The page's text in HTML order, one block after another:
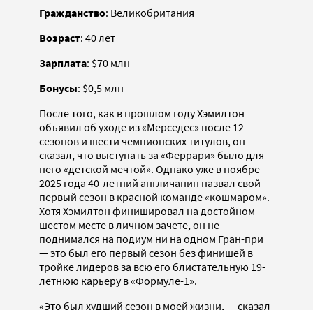
Гражданство: Великобритания
Возраст: 40 лет
Зарплата: $70 млн
Бонусы: $0,5 млн
После того, как в прошлом году Хэмилтон
объявил об уходе из «Мерседес» после 12
сезонов и шести чемпионских титулов, он
сказал, что выступать за «Феррари» было для
него «детской мечтой». Однако уже в ноябре
2025 года 40-летний англичанин назвал свой
первый сезон в красной команде «кошмаром».
Хотя Хэмилтон финишировал на достойном
шестом месте в личном зачете, он не
поднимался на подиум ни на одном Гран-при
— это был его первый сезон без финишей в
тройке лидеров за всю его блистательную 19-
летнюю карьеру в «Формуле-1».
«Это был худший сезон в моей жизни, — сказал